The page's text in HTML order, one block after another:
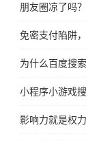
朋友圈凉了吗
免密支付陷阱
为什么百度搜
小程序小游戏
影响力就是权力